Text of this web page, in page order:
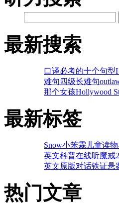
最新搜索
口译必考的十个句型I
难句 四级长难句
那个女孩Hollywood
最新标签
Snow小笨霖 儿童读物
英文科普在线听魔戒
英文原版对话铁证悬
热门文章